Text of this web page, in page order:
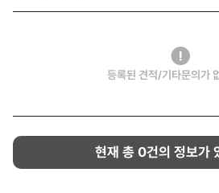
등록된 견적/기타문의가
현재 총 0건의 정보가